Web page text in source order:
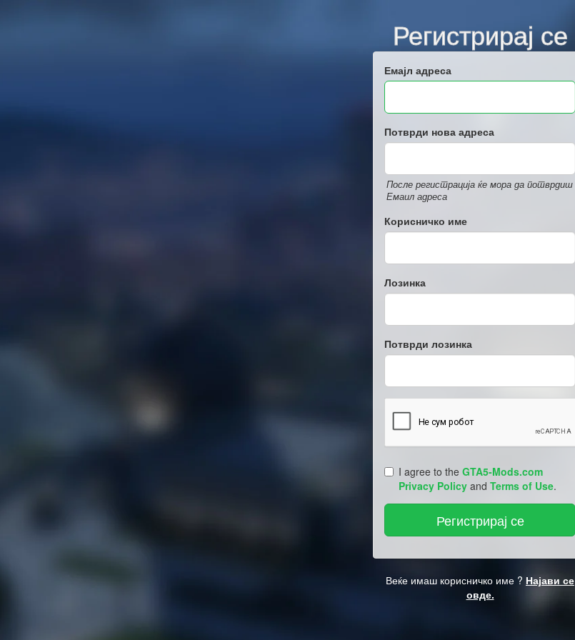
Регистрирај се
Емајл адреса
Потврди нова адреса
После регистрација ќе мора да потврдиш
Емаил адреса
Корисничко име
Лозинка
Потврди лозинка
I agree to the GTA5-Mods.com
Privacy Policy and Terms of Use.
Веќе имаш корисничко име ? Најави се
овде.